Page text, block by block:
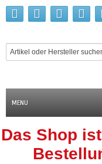
MENU
Das Shop